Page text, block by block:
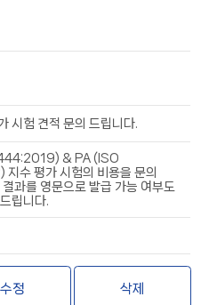
시험 견적 문의 드립니다.
& PA (ISO
수 평가 시험의 비용을 문의
과를 영문으로 발급 가능 여부도
립니다.
수정 삭제